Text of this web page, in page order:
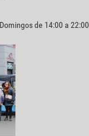
de 14:00 a 22:00